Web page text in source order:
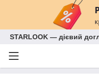
STARLOOK — дієвий